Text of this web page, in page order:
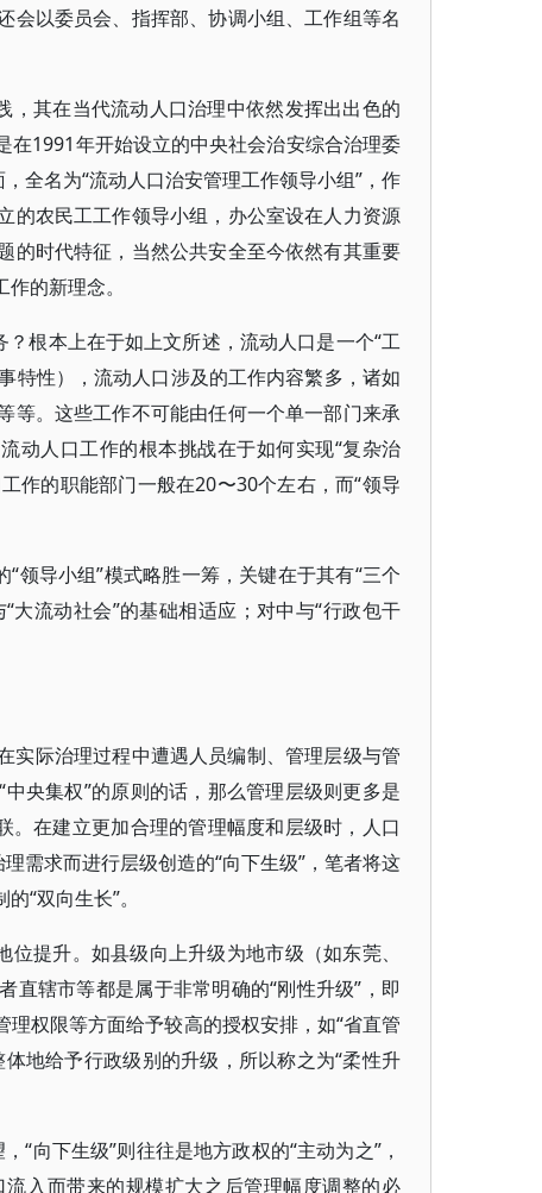
会以委员会、指挥部、协调小组、工作组等名
，其在当代流动人口治理中依然发挥出出色的
1991年开始设立的中央社会治安综合治理委
全名为“流动人口治安管理工作领导小组”，作
的农民工工作领导小组，办公室设在人力资源
的时代特征，当然公共安全至今依然有其重要
的新理念。
根本上在于如上文所述，流动人口是一个“工
特性），流动人口涉及的工作内容繁多，诸如
等。这些工作不可能由任何一个单一部门来承
动人口工作的根本挑战在于如何实现“复杂治
作的职能部门一般在20〜30个左右，而“领导
领导小组”模式略胜一筹，关键在于其有“三个
大流动社会”的基础相适应；对中与“行政包干
实际治理过程中遭遇人员编制、管理层级与管
央集权”的原则的话，那么管理层级则更多是
。在建立更加合理的管理幅度和层级时，人口
需求而进行层级创造的“向下生级”，笔者将这
“双向生长”。
提升。如县级向上升级为地市级（如东莞、
辖市等都是属于非常明确的“刚性升级”，即
权限等方面给予较高的授权安排，如“省直管
地给予行政级别的升级，所以称之为“柔性升
“向下生级”则往往是地方政权的“主动为之”，
入而带来的规模扩大之后管理幅度调整的必